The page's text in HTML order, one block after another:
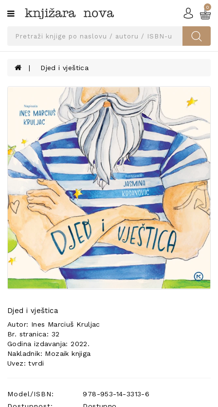
Kategorije
SVEUČILIŠNA
UDŽBENICI
KNJIGE
PRIBOR
I
OPREMA
NARUČI
UDŽBENIKE!
BLOG
KONTAKT
POSEBNA
PONUDA
0
Djed i vještica
Djed i vještica
Autor: Ines Marciuš Kruljac
Br. stranica: 32
Godina izdavanja: 2022.
Nakladnik: Mozaik knjiga
Uvez: tvrdi
Model/ISBN:
978-953-14-3313-6